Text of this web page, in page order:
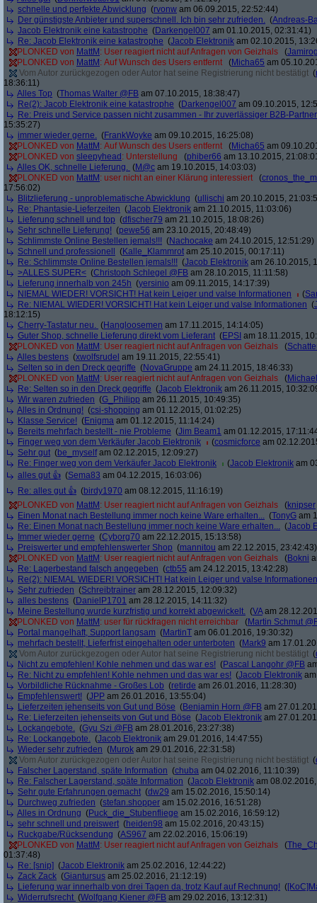
schnelle und perfekte Abwicklung (rvonw am 06.09.2015, 22:52:44)
Der günstigste Anbieter und superschnell. Ich bin sehr zufrieden. (Andreas-
Jacob Elektronik eine katastrophe (Darkengel007 am 01.10.2015, 02:31:41)
Re: Jacob Elektronik eine katastrophe (Jacob Elektronik am 02.10.2015,
PLONKED von MattM : User reagiert nicht auf Anfragen von Geizhals (
PLONKED von MattM : Auf Wunsch des Users entfernt (Micha65 am
Vom Autor zurückgezogen oder Autor hat seine Registrierung nicht bestätigt (
18:36:11)
Alles Top (Thomas Walter @FB am 07.10.2015, 18:38:47)
Re(2): Jacob Elektronik eine katastrophe (Darkengel007 am 09.10.2015,
Re: Preis und Service passen nicht zusammen - Ihr zuverlässiger B2B-Partner
15:35:27)
immer wieder gerne. (FrankWoyke am 09.10.2015, 16:25:08)
PLONKED von MattM : Auf Wunsch des Users entfernt (Micha65 am
PLONKED von sleepyhead : Unterstellung (phiber66 am 13.10.2015,
Alles OK, schnelle Lieferung. (M@c am 19.10.2015, 14:03:03)
PLONKED von MattM : user nicht an einer Klärung interessiert (
17:56:02)
Blitzlieferung - unproblematische Abwicklung (ullischi am 20.10.2015,
Re: Phantasie-Lieferzeiten (Jacob Elektronik am 21.10.2015, 11:03:06)
Lieferung schnell und top (dfischer79 am 21.10.2015, 18:08:26)
Sehr schnelle Lieferung! (pewe56 am 23.10.2015, 20:48:49)
Schlimmste Online Bestellen jemals!!! (Nachocake am 24.10.2015, 12:51:29)
Schnell und professionell
(Kalle_Klammrot am 25.10.2015, 00:17:11)
Re: Schlimmste Online Bestellen jemals!!! (Jacob Elektronik am 26.10.2015,
>ALLES SUPER< (Christoph Schlegel @FB am 28.10.2015, 11:11:58)
Lieferung innerhalb von 245h (yersinio am 09.11.2015, 14:17:39)
NIEMAL WIEDER! VORSICHT! Hat kein Leiger und valse Informationen
(
Re: NIEMAL WIEDER! VORSICHT! Hat kein Leiger und valse Informationen (
18:12:15)
Cherry-Tastatur neu. (Hangloosemen am 17.11.2015, 14:14:05)
Guter Shop, schnelle Lieferung direkt vom Lieferant (EPSI am 18.11.2015,
PLONKED von MattM : User reagiert nicht auf Anfragen von Geizhals (
Alles bestens (xwolfsrudel am 19.11.2015, 22:55:41)
Selten so in den Dreck gegriffe (NovaGruppe am 24.11.2015, 18:46:33)
PLONKED von MattM : User reagiert nicht auf Anfragen von Geizhals (
Re: Selten so in den Dreck gegriffe (Jacob Elektronik am 26.11.2015,
Wir waren zufrieden (G_Philipp am 26.11.2015, 10:49:35)
Alles in Ordnung! (csi-shopping am 01.12.2015, 01:02:25)
Klasse Service! (Enigma am 01.12.2015, 11:14:24)
Bereits mehrfach bestellt - nie Probleme (Jim Beam1 am 01.12.2015,
Finger weg von dem Verkäufer Jacob Elektronik
(cosmicforce am
Sehr gut (be_myselfam 02.12.2015, 12:09:27)
Re: Finger weg von dem Verkäufer Jacob Elektronik
(Jacob Elektronik am
alles gut 👍 (Sema83 am 04.12.2015, 16:03:06)
Re: alles gut 👍 (birdy1970 am 08.12.2015, 11:16:19)
PLONKED von MattM : User reagiert nicht auf Anfragen von Geizhals (knipser
Einen Monat nach Bestellung immer noch keine Ware erhalten... (TonyG am
Re: Einen Monat nach Bestellung immer noch keine Ware erhalten... (Jacob
Immer wieder gerne (Cyborg70 am 22.12.2015, 15:13:58)
Preiswerter und empfehlenswerter Shop (mannitou am 22.12.2015, 23:42:43)
PLONKED von MattM : User reagiert nicht auf Anfragen von Geizhals (Bokni
Re: Lagerbestand falsch angegeben (ctb55 am 24.12.2015, 13:42:28)
Re(2): NIEMAL WIEDER! VORSICHT! Hat kein Leiger und valse Informationen
Sehr zufrieden (Schreibtrainer am 28.12.2015, 12:09:32)
alles bestens (DanielP1701 am 28.12.2015, 14:11:32)
Meine Bestellung wurde kurzfristig und korrekt abgewickelt. (VAam
PLONKED von MattM : user für rückfragen nicht erreichbar (Martin Schmut
Portal mangelhaft, Support langsam (MartinT am 06.01.2016, 19:30:32)
mehrfach bestellt, Lieferfrist eingehalten oder unterboten (Mark9 am
Vom Autor zurückgezogen oder Autor hat seine Registrierung nicht bestätigt (
Nicht zu empfehlen! Kohle nehmen und das war es! (Pascal Langohr @FB
Re: Nicht zu empfehlen! Kohle nehmen und das war es! (Jacob Elektronik
Vorbildliche Rücknahme - Großes Lob (retirde am 26.01.2016, 11:28:30)
Empfehlenswert! (JPP am 26.01.2016, 13:55:04)
Lieferzeiten jehenseits von Gut und Böse (Benjamin Horn @FB am
Re: Lieferzeiten jehenseits von Gut und Böse (Jacob Elektronik am
Lockangebote. (Gyu Szi @FB am 28.01.2016, 23:27:38)
Re: Lockangebote. (Jacob Elektronik am 29.01.2016, 14:47:55)
Wieder sehr zufrieden (Murok am 29.01.2016, 22:31:58)
Vom Autor zurückgezogen oder Autor hat seine Registrierung nicht bestätigt (
Falscher Lagerstand, späte Information (chuba am 04.02.2016, 11:10:39)
Re: Falscher Lagerstand, späte Information (Jacob Elektronik am
Sehr gute Erfahrungen gemacht (dw29 am 15.02.2016, 15:50:14)
Durchweg zufrieden (stefan.shopper am 15.02.2016, 16:51:28)
Alles in Ordnung (Puck_die_Stubenfliege am 15.02.2016, 16:59:12)
sehr schnell und preiswert (heiden98 am 15.02.2016, 20:43:15)
Ruckgabe/Rücksendung (AS967 am 22.02.2016, 15:06:19)
PLONKED von MattM : User reagiert nicht auf Anfragen von Geizhals (
01:37:48)
Re: [snip] (Jacob Elektronik am 25.02.2016, 12:44:22)
Zack Zack (Giantursus am 25.02.2016, 21:12:19)
Lieferung war innerhalb von drei Tagen da, trotz Kauf auf Rechnung! (
Widerrufsrecht (Wolfgang Kiener @FB am 29.02.2016, 13:12:31)